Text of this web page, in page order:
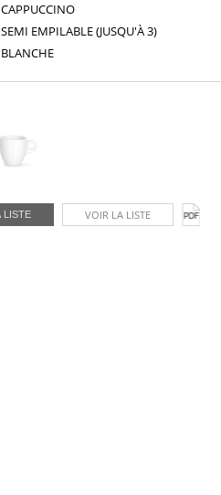
CAPPUCCINO
SEMI EMPILABLE (JUSQU'À 3)
BLANCHE
VOIR LA LISTE